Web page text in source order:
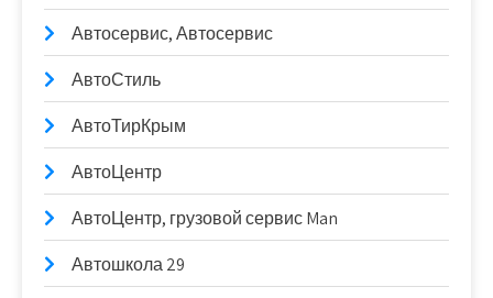
Автосервис, Автосервис
АвтоСтиль
АвтоТирКрым
АвтоЦентр
АвтоЦентр, грузовой сервис Man
Автошкола 29